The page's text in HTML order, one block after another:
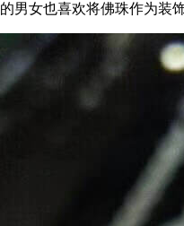
男女也喜欢将佛珠作为